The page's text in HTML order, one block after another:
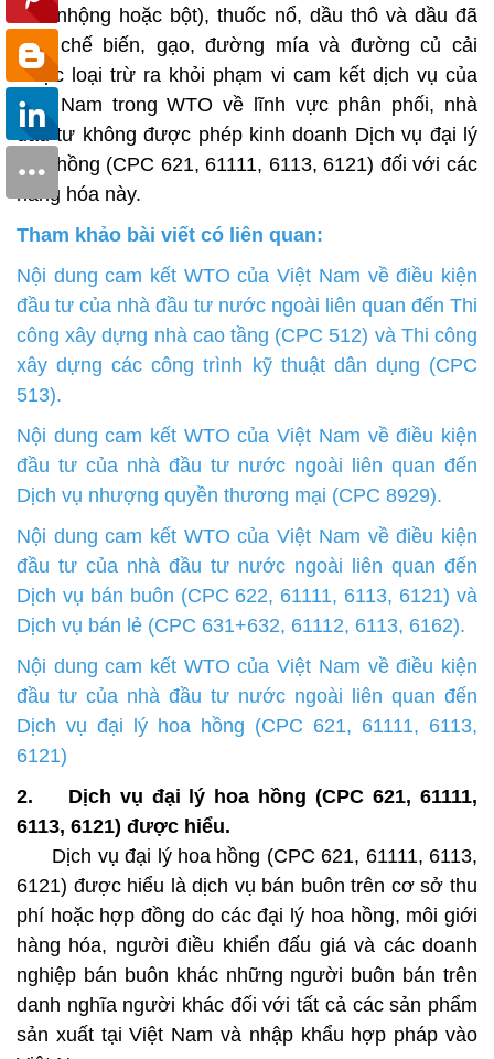
con nhộng hoặc bột), thuốc nổ, dầu thô và dầu đã
qua chế biến, gạo, đường mía và đường củ cải
được loại trừ ra khỏi phạm vi cam kết dịch vụ của
Việt Nam trong WTO về lĩnh vực phân phối, nhà
đầu tư không được phép kinh doanh Dịch vụ đại lý
hoa hồng (CPC 621, 61111, 6113, 6121) đối với các
hàng hóa này.
Tham khảo bài viết có liên quan:
Nội dung cam kết WTO của Việt Nam về điều kiện
đầu tư của nhà đầu tư nước ngoài liên quan đến Thi
công xây dựng nhà cao tầng (CPC 512) và Thi công
xây dựng các công trình kỹ thuật dân dụng (CPC
513).
Nội dung cam kết WTO của Việt Nam về điều kiện
đầu tư của nhà đầu tư nước ngoài liên quan đến
Dịch vụ nhượng quyền thương mại (CPC 8929).
Nội dung cam kết WTO của Việt Nam về điều kiện
đầu tư của nhà đầu tư nước ngoài liên quan đến
Dịch vụ bán buôn (CPC 622, 61111, 6113, 6121) và
Dịch vụ bán lẻ (CPC 631+632, 61112, 6113, 6162).
Nội dung cam kết WTO của Việt Nam về điều kiện
đầu tư của nhà đầu tư nước ngoài liên quan đến
Dịch vụ đại lý hoa hồng (CPC 621, 61111, 6113,
6121)
2. Dịch vụ đại lý hoa hồng (CPC 621, 61111,
6113, 6121) được hiểu.
Dịch vụ đại lý hoa hồng (CPC 621, 61111, 6113,
6121) được hiểu là dịch vụ bán buôn trên cơ sở thu
phí hoặc hợp đồng do các đại lý hoa hồng, môi giới
hàng hóa, người điều khiển đấu giá và các doanh
nghiệp bán buôn khác những người buôn bán trên
danh nghĩa người khác đối với tất cả các sản phẩm
sản xuất tại Việt Nam và nhập khẩu hợp pháp vào